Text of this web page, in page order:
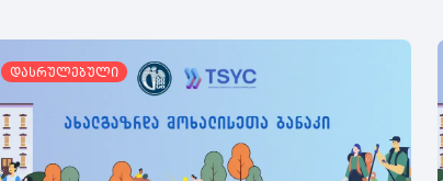
დასრულებული